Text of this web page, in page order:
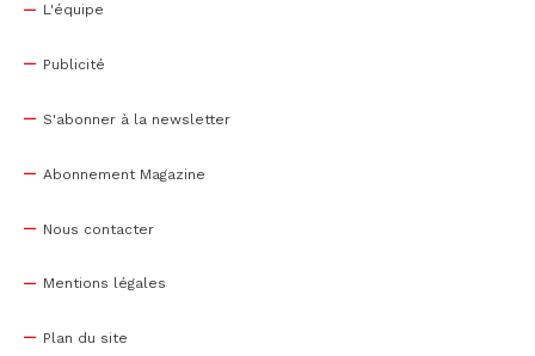
L'équipe
Publicité
S'abonner à la newsletter
Abonnement Magazine
Nous contacter
Mentions légales
Plan du site